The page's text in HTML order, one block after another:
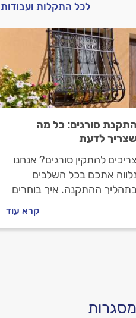
לכל התקלות ועבודות
התקנת סורגים: כל מה
שצריך לדעת
צריכים להתקין סורגים? אנחנו
אתכם בכל השלבים
ההתקנה. איך בוחרים
המסגר לפני העבודה וכמה
התקנת סורגים? כל
קרא עוד